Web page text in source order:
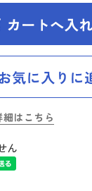
はこちら
ん